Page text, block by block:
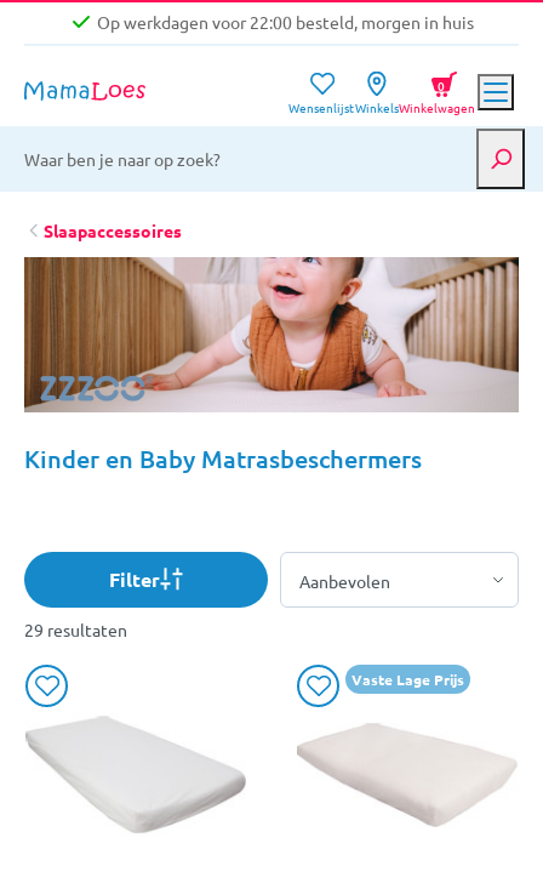
Op werkdagen voor 22:00 besteld, morgen in huis
Gratis verzending vanaf €39,-
Op werkdagen voor 22:00 besteld, morgen in huis
WensenlijstWinkelsWinkelwagen
0
Slaapaccessoires
Kinder en Baby Matrasbeschermers
Filter
29 resultaten
Vaste Lage Prijs